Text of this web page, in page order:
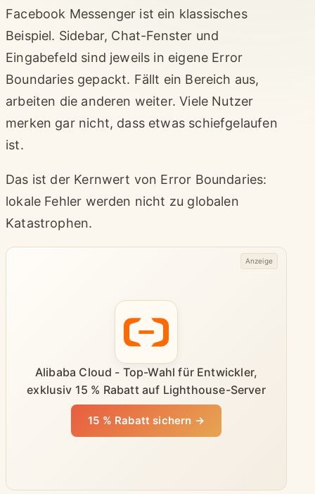
Facebook Messenger ist ein klassisches
Beispiel. Sidebar, Chat-Fenster und
Eingabefeld sind jeweils in eigene Error
Boundaries gepackt. Fällt ein Bereich aus,
arbeiten die anderen weiter. Viele Nutzer
merken gar nicht, dass etwas schiefgelaufen
ist.
Das ist der Kernwert von Error Boundaries:
lokale Fehler werden nicht zu globalen
Katastrophen.
Alibaba Cloud - Top-Wahl für Entwickler,
exklusiv 15 % Rabatt auf Lighthouse-Server
15 % Rabatt sichern →
Anzeige